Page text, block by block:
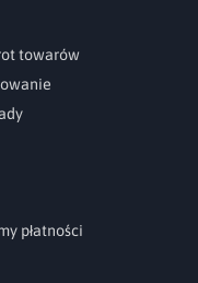
towarów
płatności